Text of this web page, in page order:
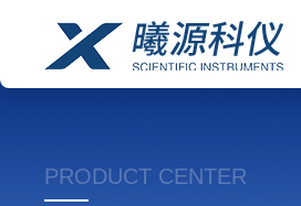
PRODUCT CENTER